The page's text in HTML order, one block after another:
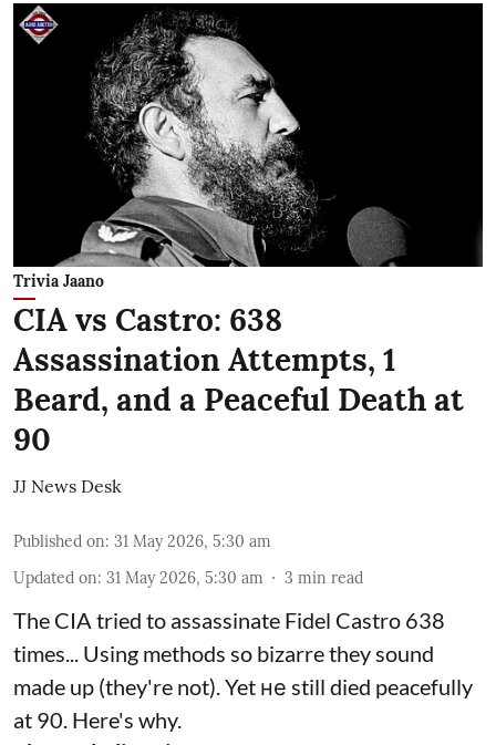
Trivia Jaano
CIA vs Castro: 638
Assassination Attempts, 1
Beard, and a Peaceful Death at
90
JJ News Desk
Published on: 31 May 2026, 5:30 am
Updated on: 31 May 2026, 5:30 am 3 min read
The CIA tried to assassinate Fidel Castro 638
times... Using methods so bizarre they sound
made up (they're not). Yet не still died peacefully
at 90. Here's why.